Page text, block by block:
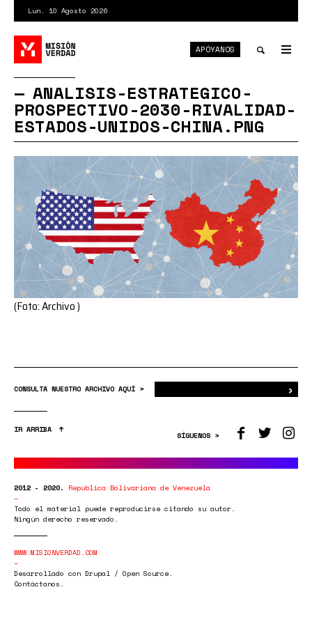
contenido
principal
Lun. 10 Agosto 2026
search
APÓYANOS
ANALISIS-ESTRATEGICO-
PROSPECTIVO-2030-RIVALIDAD-
ESTADOS-UNIDOS-CHINA.PNG
(Foto: Archivo )
CONSULTA NUESTRO ARCHIVO AQUÍ > ›
IR ARRIBA
SÍGUENOS >
2012 - 2020. República Bolivariana de Venezuela
Todo el material puede reproducirse citando su autor.
Ningún derecho reservado.
WWW.MISIONVERDAD.COM
Desarrollado con Drupal / Open Source.
Contáctanos.